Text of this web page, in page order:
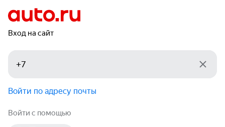
Вход на сайт
Войти по адресу почты
Войти с помощью